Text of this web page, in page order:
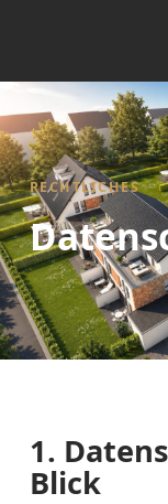
RECHTLICHES
1.
Blick